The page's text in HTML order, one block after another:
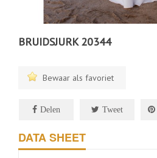
BRUIDSJURK 20344
Bewaar als favoriet
Delen Tweet
DATA SHEET